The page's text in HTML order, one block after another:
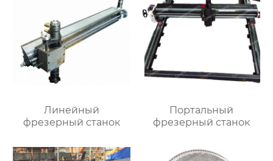
Линейный
фрезерный станок
Портальный
фрезерный станок